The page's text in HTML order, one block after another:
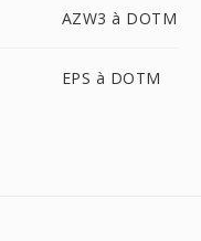
AZW3 à DOTM
EPS à DOTM